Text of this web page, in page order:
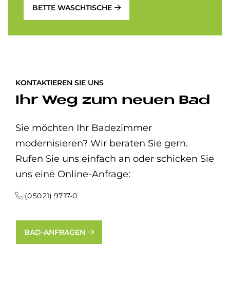
BETTE WASCHTISCHE
KONTAKTIEREN SIE UNS
Ihr Weg zum neuen Bad
Sie möchten Ihr Badezimmer
modernisieren? Wir beraten Sie gern.
Rufen Sie uns einfach an oder schicken Sie
uns eine Online-Anfrage:
(0 50 21) 97 17-0
BAD-ANFRAGEN